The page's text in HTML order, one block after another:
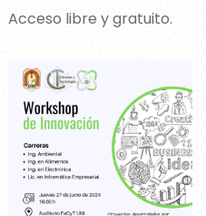
Acceso libre y gratuito.